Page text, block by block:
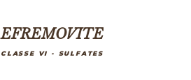
EFREMOVITE
CLASSE VI - SULFATES